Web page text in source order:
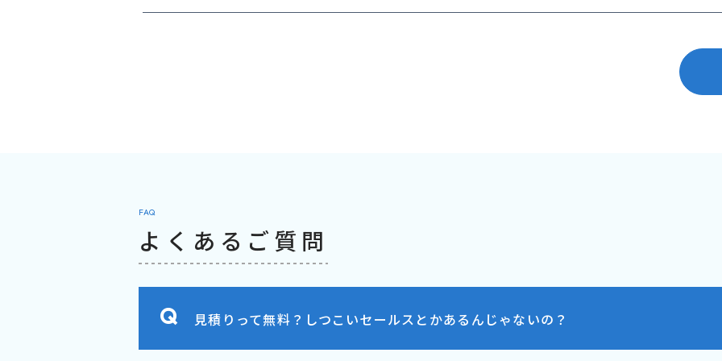
FAQ
よくあるご質問
見積りって無料？しつこいセールスとかあるんじゃないの？